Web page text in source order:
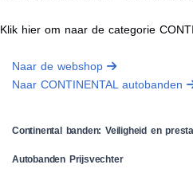
Klik hier om naar de categorie
Naar de webshop
Naar CONTINENTAL autobanden
Continental banden: Veiligheid en
Autobanden Prijsvechter